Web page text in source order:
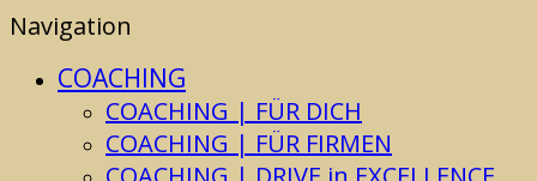
Navigation
COACHING
COACHING | FÜR DICH
COACHING | FÜR FIRMEN